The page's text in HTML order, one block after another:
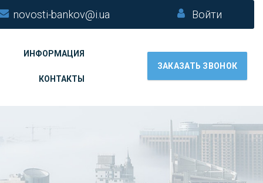
novosti-bankov@i.ua Войти
ИНФОРМАЦИЯ
КОНТАКТЫ
ЗАКАЗАТЬ ЗВОНОК